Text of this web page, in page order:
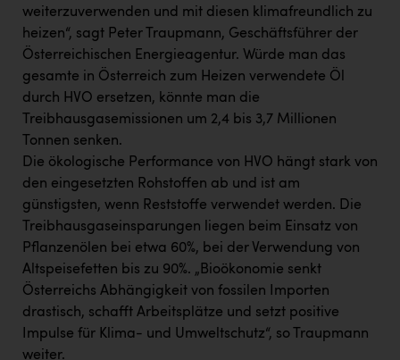
weiterzuverwenden und mit diesen klimafreundlich zu
heizen“, sagt Peter Traupmann, Geschäftsführer der
Österreichischen Energieagentur. Würde man das
gesamte in Österreich zum Heizen verwendete Öl
durch HVO ersetzen, könnte man die
Treibhausgasemissionen um 2,4 bis 3,7 Millionen
Tonnen senken.
Die ökologische Performance von HVO hängt stark von
den eingesetzten Rohstoffen ab und ist am
günstigsten, wenn Reststoffe verwendet werden. Die
Treibhausgaseinsparungen liegen beim Einsatz von
Pflanzenölen bei etwa 60%, bei der Verwendung von
Altspeisefetten bis zu 90%. „Bioökonomie senkt
Österreichs Abhängigkeit von fossilen Importen
drastisch, schafft Arbeitsplätze und setzt positive
Impulse für Klima- und Umweltschutz“, so Traupmann
weiter.